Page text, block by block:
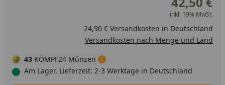
inkl. 19% MwSt.
24,90 € Versandkosten in Deutschland
Versandkosten nach Menge und Land
43 KÖMPF24 Münzen
Am Lager, Lieferzeit: 2-3 Werktage in Deutschland